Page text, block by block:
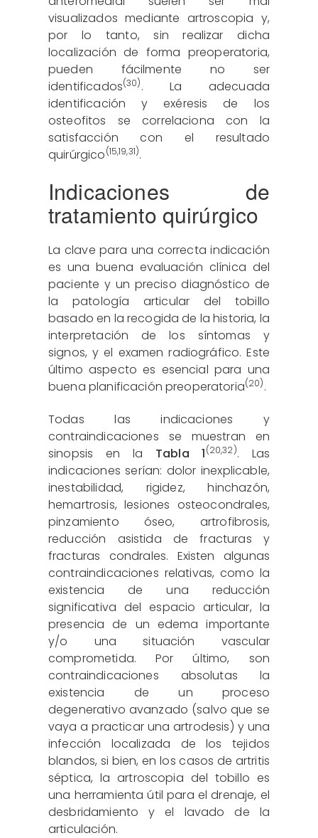
visualizados mediante artroscopia y,
por lo tanto, sin realizar dicha
localización de forma preoperatoria,
pueden fácilmente no ser
identificados(30). La adecuada
identificación y exéresis de los
osteofitos se correlaciona con la
satisfacción con el resultado
quirúrgico(15,19,31).
Indicaciones de
tratamiento quirúrgico
La clave para una correcta indicación
es una buena evaluación clínica del
paciente y un preciso diagnóstico de
la patología articular del tobillo
basado en la recogida de la historia, la
interpretación de los síntomas y
signos, y el examen radiográfico. Este
último aspecto es esencial para una
buena planificación preoperatoria(20).
Todas las indicaciones y
contraindicaciones se muestran en
sinopsis en la Tabla 1(20,32). Las
indicaciones serían: dolor inexplicable,
inestabilidad, rigidez, hinchazón,
hemartrosis, lesiones osteocondrales,
pinzamiento óseo, artrofibrosis,
reducción asistida de fracturas y
fracturas condrales. Existen algunas
contraindicaciones relativas, como la
existencia de una reducción
significativa del espacio articular, la
presencia de un edema importante
y/o una situación vascular
comprometida. Por último, son
contraindicaciones absolutas la
existencia de un proceso
degenerativo avanzado (salvo que se
vaya a practicar una artrodesis) y una
infección localizada de los tejidos
blandos, si bien, en los casos de artritis
séptica, la artroscopia del tobillo es
una herramienta útil para el drenaje, el
desbridamiento y el lavado de la
articulación.